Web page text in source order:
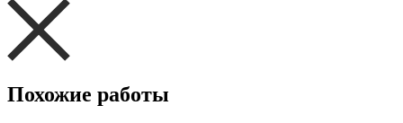
Похожие работы